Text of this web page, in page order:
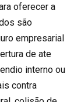
oferecer a
são
empresarial
de ate
interno ou
contra